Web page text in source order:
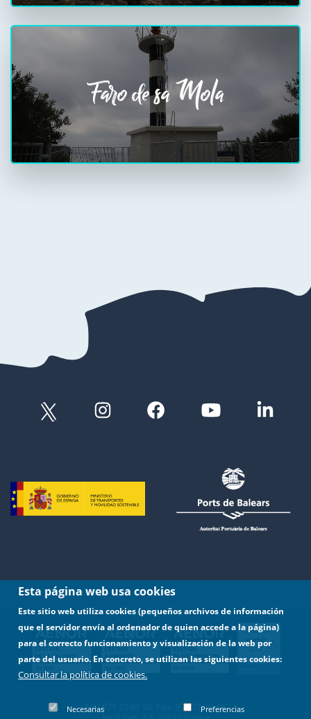
Faro de sa Mola
Tel.: 971 22 81 50. Fax: 971 72 69 48.
Esta página web usa cookies
Este sitio web utiliza cookies (pequeños archivos de información
que el servidor envía al ordenador de quien accede a la página)
para el correcto funcionamiento y visualización de la web por
parte del usuario. En concreto, se utilizan las siguientes cookies:
Consultar la política de cookies.
Necesarias Preferencias